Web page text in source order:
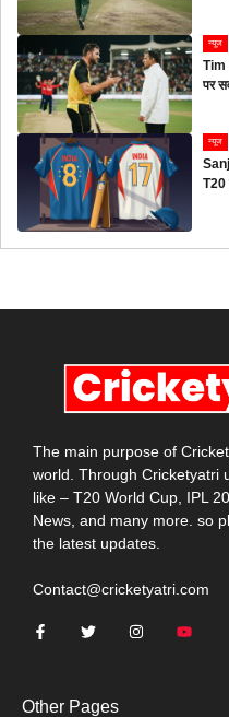
न्यूज
Tim
पर
न्यूज
T20
The main purpose of
world. Through Cricketyatri
like – T20 World Cup, IPL
News, and many more. so
the latest updates.
Contact@cricketyatri.com
Other Pages